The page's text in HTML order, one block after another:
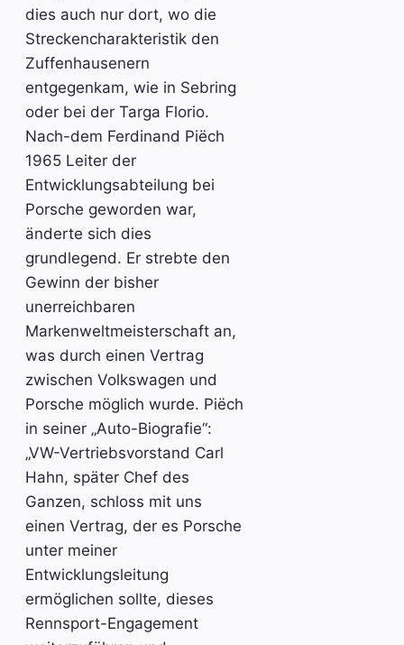
dies auch nur dort, wo die
Streckencharakteristik den
Zuffenhausenern
entgegenkam, wie in Sebring
oder bei der Targa Florio.
Nach-dem Ferdinand Piëch
1965 Leiter der
Entwicklungsabteilung bei
Porsche geworden war,
änderte sich dies
grundlegend. Er strebte den
Gewinn der bisher
unerreichbaren
Markenweltmeisterschaft an,
was durch einen Vertrag
zwischen Volkswagen und
Porsche möglich wurde. Piëch
in seiner „Auto-Biografie“:
„VW-Vertriebsvorstand Carl
Hahn, später Chef des
Ganzen, schloss mit uns
einen Vertrag, der es Porsche
unter meiner
Entwicklungsleitung
ermöglichen sollte, dieses
Rennsport-Engagement